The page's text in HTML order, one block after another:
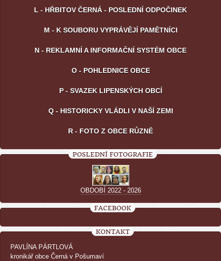
L - HŘBITOV ČERNÁ - POSLEDNÍ ODPOČINEK
M - K SOUBORU VYPRÁVĚJÍ PAMĚTNÍCI
N - REKLAMNÍ A INFORMAČNÍ SYSTÉM OBCE
O - POHLEDNICE OBCE
P - SVAZEK LIPENSKÝCH OBCÍ
Q - HISTORICKY VLÁDLI V NAŠÍ ZEMI
R - FOTO Z OBCE RŮZNĚ
POSLEDNÍ FOTOGRAFIE
OBDOBÍ 2022 - 2026
FACEBOOK
KONTAKT
PAVLÍNA PÁRTLOVÁ
kronikář obce Černá v Pošumaví